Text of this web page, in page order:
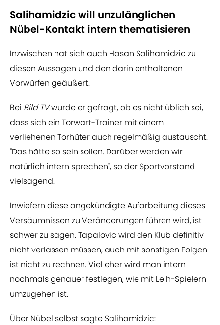
Salihamidzic will unzulänglichen
Nübel-Kontakt intern thematisieren
Inzwischen hat sich auch Hasan Salihamidzic zu
diesen Aussagen und den darin enthaltenen
Vorwürfen geäußert.
Bei Bild TVwurde er gefragt, ob es nicht üblich sei,
dass sich ein Torwart-Trainer mit einem
verliehenen Torhüter auch regelmäßig austauscht.
"Das hätte so sein sollen. Darüber werden wir
natürlich intern sprechen", so der Sportvorstand
vielsagend.
Inwiefern diese angekündigte Aufarbeitung dieses
Versäumnissen zu Veränderungen führen wird, ist
schwer zu sagen. Tapalovic wird den Klub definitiv
nicht verlassen müssen, auch mit sonstigen Folgen
ist nicht zu rechnen. Viel eher wird man intern
nochmals genauer festlegen, wie mit Leih-Spielern
umzugehen ist.
Über Nübel selbst sagte Salihamidzic: